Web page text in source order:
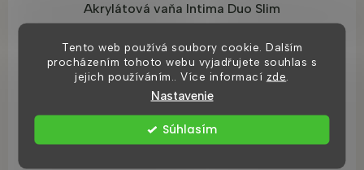
Tento web používá soubory cookie. Dalším
procházením tohoto webu vyjadřujete souhlas s
jejich používáním.. Více informací zde
Nastavenie
Súhlasím
Akrylátová vaňa Intima Duo Slim
8 dní
od€518,44
DETAIL